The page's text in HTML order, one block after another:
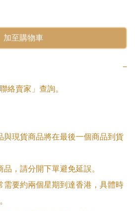
加至購物車
−
絡賣家」查詢。
與現貨商品將在最後一個商品到貨
，請分開下單避免延誤。
需要約兩個星期到達香港，具體時